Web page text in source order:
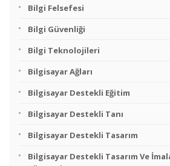
Bilgi Felsefesi
Bilgi Güvenliği
Bilgi Teknolojileri
Bilgisayar Ağları
Bilgisayar Destekli Eğitim
Bilgisayar Destekli Tanı
Bilgisayar Destekli Tasarım
Bilgisayar Destekli Tasarım Ve